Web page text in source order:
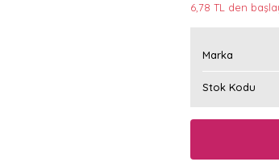
6,78 TL den
Marka
Stok Kodu